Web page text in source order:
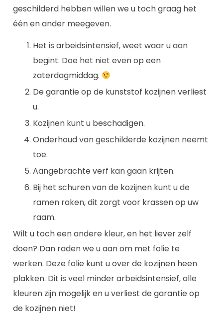
geschilderd hebben willen we u toch graag het
één en ander meegeven.
Het is arbeidsintensief, weet waar u aan
begint. Doe het niet even op een
zaterdagmiddag.
De garantie op de kunststof kozijnen verliest
u.
Kozijnen kunt u beschadigen.
Onderhoud van geschilderde kozijnen neemt
toe.
Aangebrachte verf kan gaan krijten.
Bij het schuren van de kozijnen kunt u de
ramen raken, dit zorgt voor krassen op uw
raam.
Wilt u toch een andere kleur, en het liever zelf
doen? Dan raden we u aan om met folie te
werken. Deze folie kunt u over de kozijnen heen
plakken. Dit is veel minder arbeidsintensief, alle
kleuren zijn mogelijk en u verliest de garantie op
de kozijnen niet!